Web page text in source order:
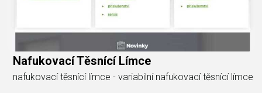
Nafukovací Těsnící Límce
nafukovací těsnící límce - variabilní nafukovací těsnící límce